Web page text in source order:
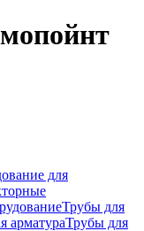
для
Трубы для
арматураТрубы для